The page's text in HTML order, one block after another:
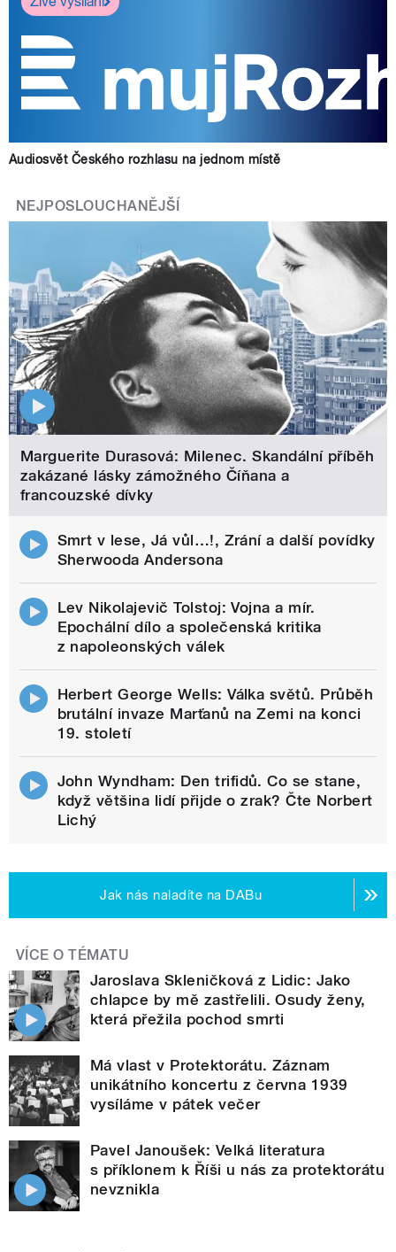
Audiosvět Českého rozhlasu na jednom místě
NEJPOSLOUCHANĚJŠÍ
Marguerite Durasová: Milenec. Skandální příběh
zakázané lásky zámožného Číňana a
francouzské dívky
Smrt v lese, Já vůl…!, Zrání a další povídky
Sherwooda Andersona
Lev Nikolajevič Tolstoj: Vojna a mír.
Epochální dílo a společenská kritika
z napoleonských válek
Herbert George Wells: Válka světů. Průběh
brutální invaze Marťanů na Zemi na konci
19. století
John Wyndham: Den trifidů. Co se stane,
když většina lidí přijde o zrak? Čte Norbert
Lichý
Jak nás naladíte na DABu
VÍCE O TÉMATU
Jaroslava Skleničková z Lidic: Jako
chlapce by mě zastřelili. Osudy ženy,
která přežila pochod smrti
Má vlast v Protektorátu. Záznam
unikátního koncertu z června 1939
vysíláme v pátek večer
Pavel Janoušek: Velká literatura
s příklonem k Říši u nás za protektorátu
nevznikla